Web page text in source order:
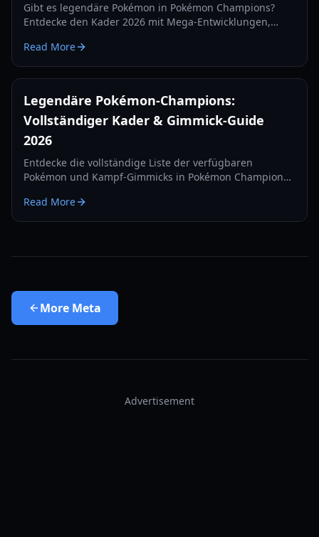
Gibt es legendäre Pokémon in Pokémon Champions?
Entdecke den Kader 2026 mit Mega-Entwicklungen,
Floette.
Read More
Legendäre Pokémon-Champions:
Vollständiger Kader & Gimmick-Guide
2026
Entdecke die vollständige Liste der verfügbaren
Pokémon und Kampf-Gimmicks in Pokémon Champions.
neue Omni-Ring-Meta.
Read More
More Meta
Advertisement